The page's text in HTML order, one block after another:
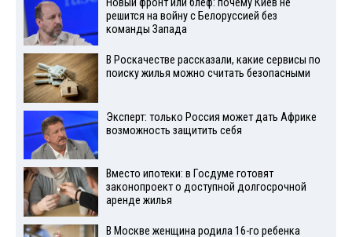
Новый фронт или блеф: почему Киев не
решится на войну с Белоруссией без
команды Запада
В Роскачестве рассказали, какие сервисы по
поиску жилья можно считать безопасными
Эксперт: только Россия может дать Африке
возможность защитить себя
Вместо ипотеки: в Госдуме готовят
законопроект о доступной долгосрочной
аренде жилья
В Москве женщина родила 16-го ребенка